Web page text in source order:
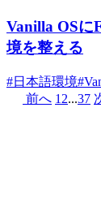
Vanilla OSに
境を整える
#日本語環境
前へ 1 2...37